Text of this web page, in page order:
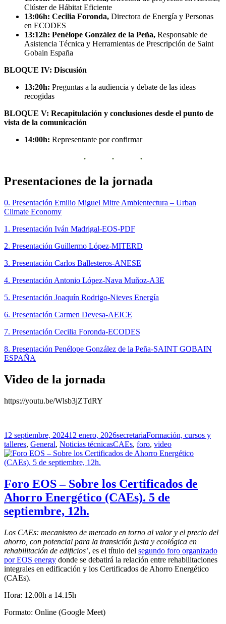
Clúster de Hábitat Eficiente
13:06h: Cecilia Foronda, Directora de Energía y Personas
en ECODES
13:12h: Penélope González de la Peña, Responsable de
Asistencia Técnica y Herramientas de Prescripción de Saint
Gobain España
BLOQUE IV: Discusión
13:20h: Preguntas a la audiencia y debate de las ideas
recogidas
BLOQUE V: Recapitulación y conclusiones desde el punto de
vista de la comunicación
14:00h: Representante por confirmar
Presentaciones de la jornada
0. Presentación Emilio Miguel Mitre Ambientectura – Urban
Climate Economy
1. Presentación Iván Madrigal-EOS-PDF
2. Presentación Guillermo López-MITERD
3. Presentación Carlos Ballesteros-ANESE
4. Presentación Antonio López-Nava Muñoz-A3E
5. Presentación Joaquín Rodrigo-Nieves Energía
6. Presentación Carmen Devesa-AEICE
7. Presentación Cecilia Foronda-ECODES
8. Presentación Penélope González de la Peña-SAINT GOBAIN
ESPAÑA
Video de la jornada
https://youtu.be/Wlsb3jZTdRY
Publicado
el
12 septiembre, 202412 enero, 2026Autor
secretariaCategorías
Formación, cursos y
talleres, General, Noticias técnicasEtiquetas
CAEs, foro, video
Foro EOS – Sobre los Certificados de
Ahorro Energético (CAEs). 5 de
septiembre, 12h.
Los CAEs: mecanismo de mercado en torno al valor y el precio del
ahorro, con potencial para la transición justa y ecológica en
rehabilitación de edificios’, es el título del segundo foro organizado
por EOS energy donde se debatirá la relación entre rehabilitaciones
integrales en edificación y los Certificados de Ahorro Energético
(CAEs).
Hora: 12.00h a 14.15h
Formato: Online (Google Meet)